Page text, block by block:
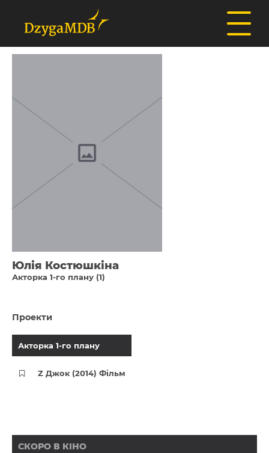
Юлія Костюшкіна
Акторка 1-го плану (1)
Проекти
Акторка 1-го плану
Z Джок (2014) Фільм
СКОРО В КІНО